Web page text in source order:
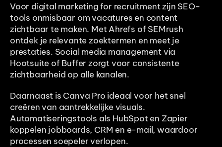
Voor digital marketing for recruitment zijn SEO-
tools onmisbaar om vacatures en content
zichtbaar te maken. Met Ahrefs of SEMrush
ontdek je relevante zoektermen en meet je
prestaties. Social media management via
Hootsuite of Buffer zorgt voor consistente
zichtbaarheid op alle kanalen.
Daarnaast is Canva Pro ideaal voor het snel
creëren van aantrekkelijke visuals.
Automatiseringstools als HubSpot en Zapier
koppelen jobboards, CRM en e-mail, waardoor
processen soepeler verlopen.